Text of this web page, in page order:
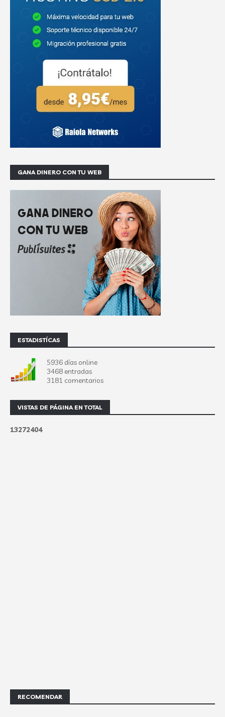
GANA DINERO CON TU WEB
ESTADISTÍCAS
5936 días online
3468 entradas
3181 comentarios
VISTAS DE PÁGINA EN TOTAL
13272404
RECOMENDAR